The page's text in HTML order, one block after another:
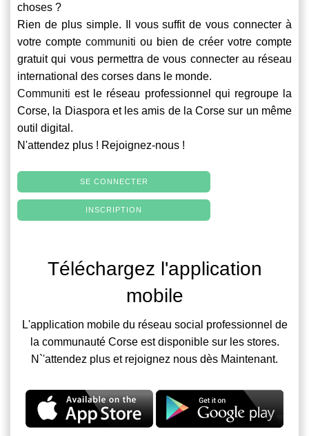
choses ?
Rien de plus simple. Il vous suffit de vous connecter à
votre compte communiti ou bien de créer votre compte
gratuit qui vous permettra de vous connecter au réseau
international des corses dans le monde.
Communiti est le réseau professionnel qui regroupe la
Corse, la Diaspora et les amis de la Corse sur un même
outil digital.
N'attendez plus ! Rejoignez-nous !
SE CONNECTER
INSCRIPTION
Téléchargez l'application
mobile
L'application mobile du réseau social professionnel de
la communauté Corse est disponible sur les stores.
N`'attendez plus et rejoignez nous dès Maintenant.